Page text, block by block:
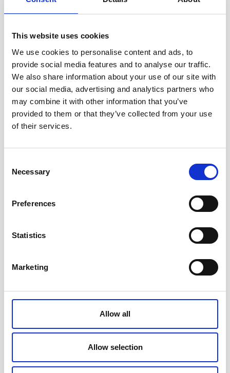
This website uses cookies
We use cookies to personalise content and ads, to
provide social media features and to analyse our traffic.
We also share information about your use of our site with
our social media, advertising and analytics partners who
may combine it with other information that you’ve
provided to them or that they’ve collected from your use
of their services.
Selection
Necessary
Preferences
Statistics
Marketing
Allow all
Allow selection
Hüdrauliline tõmmits 20 tonni